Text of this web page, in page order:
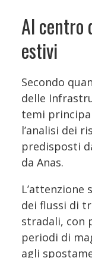
Al centro
estivi
Secondo
delle
temi
l’analisi dei
predisposti
da Anas.
L’attenzione
dei flussi di
stradali, con
periodi di
agli